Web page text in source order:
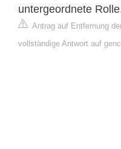
untergeordnete
Antrag auf Entfernung
vollständige Antwort auf